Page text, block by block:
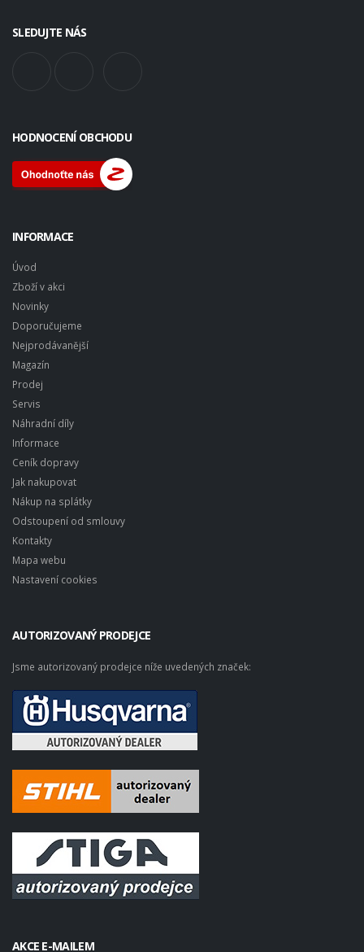
SLEDUJTE NÁS
HODNOCENÍ OBCHODU
INFORMACE
Úvod
Zboží v akci
Novinky
Doporučujeme
Nejprodávanější
Magazín
Prodej
Servis
Náhradní díly
Informace
Ceník dopravy
Jak nakupovat
Nákup na splátky
Odstoupení od smlouvy
Kontakty
Mapa webu
Nastavení cookies
AUTORIZOVANÝ PRODEJCE
Jsme autorizovaný prodejce níže uvedených značek:
AKCE E-MAILEM